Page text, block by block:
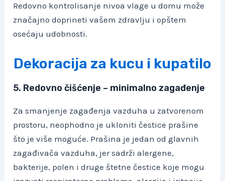
Redovno kontrolisanje nivoa vlage u domu može
značajno doprineti vašem zdravlju i opštem
osećaju udobnosti.
Dekoracija za kucu i kupatilo
5. Redovno čišćenje – minimalno zagađenje
Za smanjenje zagađenja vazduha u zatvorenom
prostoru, neophodno je ukloniti čestice prašine
što je više moguće. Prašina je jedan od glavnih
zagađivača vazduha, jer sadrži alergene,
bakterije, polen i druge štetne čestice koje mogu